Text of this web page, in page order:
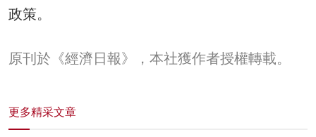
政策。
原刊於《經濟日報》，本社獲作者授權轉載。
更多精采文章